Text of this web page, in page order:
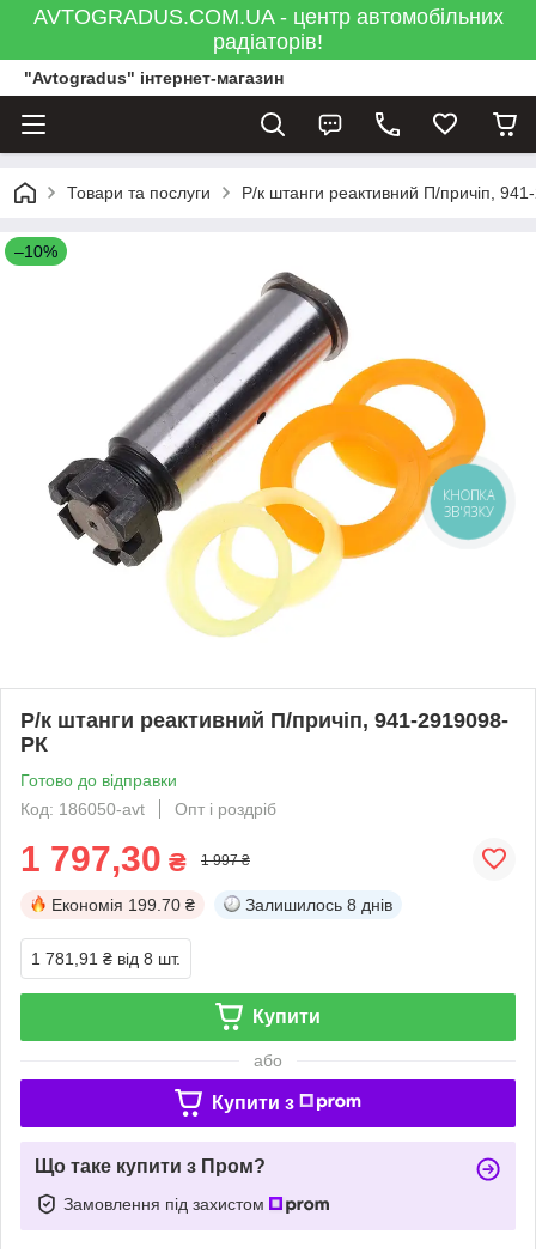
AVTOGRADUS.COM.UA - центр автомобільних
радіаторів!
"Avtogradus" інтернет-магазин
Товари та послуги Р/к штанги реактивний П/причіп,
–10%
Р/к штанги реактивний П/причіп, 941-2919098-
РК
Готово до відправки
Код: 186050-avt
Опт і роздріб
1 797,30 ₴ 1 997 ₴
Економія 199.70 ₴ Залишилось 8 днів
1 781,91 ₴ від 8 шт.
Купити
або
Купити з
Що таке купити з Пром?
Замовлення під захистом
КНОПКА
ЗВ'ЯЗКУ